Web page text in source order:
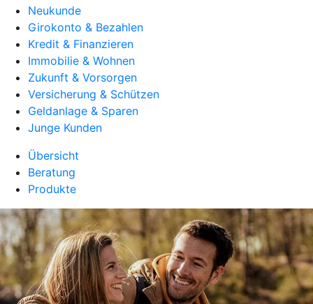
Neukunde
Girokonto & Bezahlen
Kredit & Finanzieren
Immobilie & Wohnen
Zukunft & Vorsorgen
Versicherung & Schützen
Geldanlage & Sparen
Junge Kunden
Übersicht
Beratung
Produkte